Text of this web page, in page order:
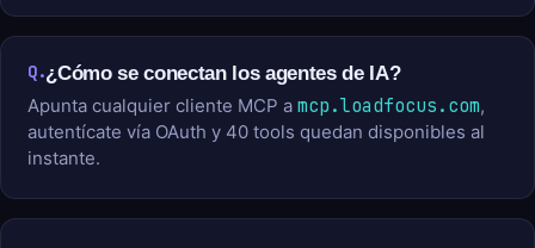
Q.¿Cómo se conectan los agentes de IA?
Apunta cualquier cliente MCP a mcp.loadfocus.com,
autentícate vía OAuth y 40 tools quedan disponibles al
instante.